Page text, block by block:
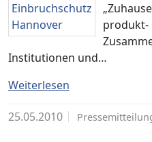
produkt-
Institutionen und…
Weiterlesen
25.05.2010